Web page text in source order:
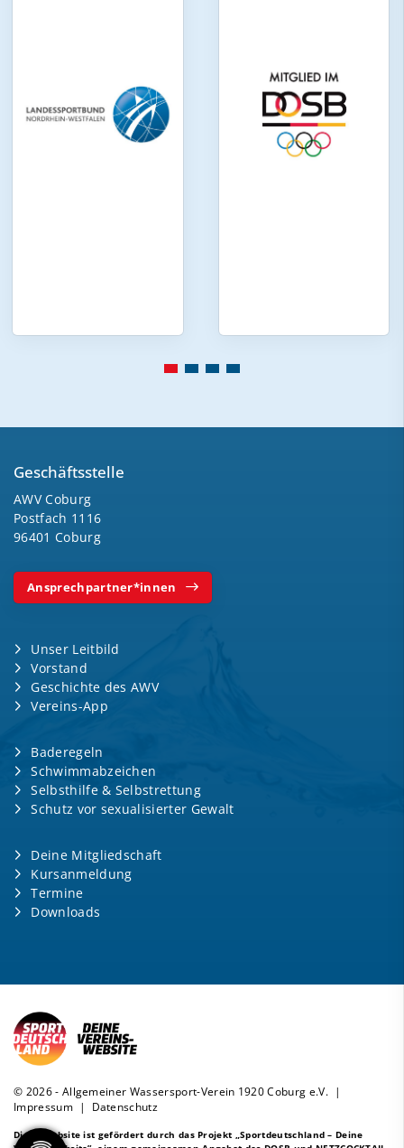
Geschäftsstelle
AWV Coburg
Postfach 1116
96401 Coburg
Ansprechpartner*innen
Unser Leitbild
Vorstand
Geschichte des AWV
Vereins-App
Baderegeln
Schwimmabzeichen
Selbsthilfe & Selbstrettung
Schutz vor sexualisierter Gewalt
Deine Mitgliedschaft
Kursanmeldung
Termine
Downloads
© 2026 - Allgemeiner Wassersport-Verein 1920 Coburg e.V. |
Impressum| Datenschutz
Diese Website ist gefördert durch das Projekt
„Sportdeutschland – Deine